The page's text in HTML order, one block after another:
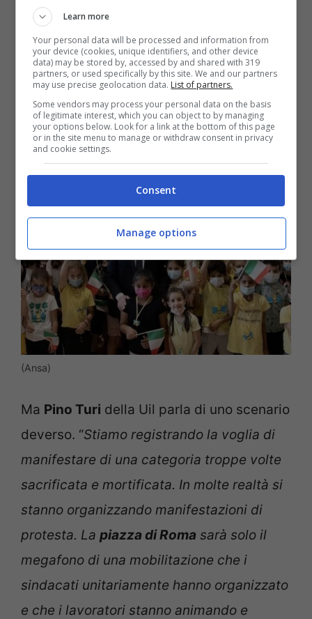
sapore populista senza utilizzare gli
aumenti per restituire efficienza e
premialità “, le fa ecoMario Rusconidi
Roma.
“E’ una categoria troppo
sacrificata e mortificata”
(Ansa)
Ma Pino Turi della Uil parla di uno scenario
deverso. “Stiamo registrando la voglia di
manifestare di una categoria troppe volte
sacrificata e mortificata. In molte realtà si
stanno organizzando manifestazioni di
protesta. La piazza di Roma sarà solo il
megafono di una mobilitazione che i
sindacati unitariamente hanno organizzato
e che i lavoratori stanno animando e
Learn more
Your personal data will be processed and information from
your device (cookies, unique identifiers, and other device
data) may be stored by, accessed by and shared with 319
partners, or used specifically by this site. We and our partners
may use precise geolocation data. List of partners.
Some vendors may process your personal data on the basis
of legitimate interest, which you can object to by managing
your options below. Look for a link at the bottom of this page
or in the site menu to manage or withdraw consent in privacy
and cookie settings.
Consent
Manage options